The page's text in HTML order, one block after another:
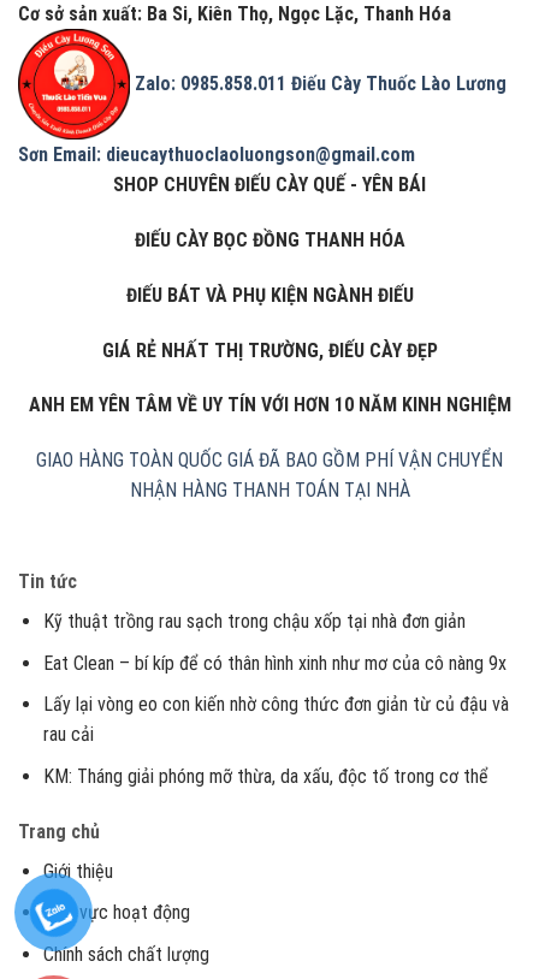
Cơ sở sản xuất: Ba Si, Kiên Thọ, Ngọc Lặc, Thanh Hóa
Zalo: 0985.858.011 Điếu Cày Thuốc Lào Lương
Sơn Email: dieucaythuoclaoluongson@gmail.com
SHOP CHUYÊN ĐIẾU CÀY QUẾ - YÊN BÁI
ĐIẾU CÀY BỌC ĐỒNG THANH HÓA
ĐIẾU BÁT VÀ PHỤ KIỆN NGÀNH ĐIẾU
GIÁ RẺ NHẤT THỊ TRƯỜNG, ĐIẾU CÀY ĐẸP
ANH EM YÊN TÂM VỀ UY TÍN VỚI HƠN 10 NĂM KINH NGHIỆM
GIAO HÀNG TOÀN QUỐC GIÁ ĐÃ BAO GỒM PHÍ VẬN CHUYỂN
NHẬN HÀNG THANH TOÁN TẠI NHÀ
Tin tức
Kỹ thuật trồng rau sạch trong chậu xốp tại nhà đơn giản
Eat Clean – bí kíp để có thân hình xinh như mơ của cô nàng 9x
Lấy lại vòng eo con kiến nhờ công thức đơn giản từ củ đậu và
rau cải
KM: Tháng giải phóng mỡ thừa, da xấu, độc tố trong cơ thể
Trang chủ
Giới thiệu
Lĩnh vực hoạt động
Chính sách chất lượng